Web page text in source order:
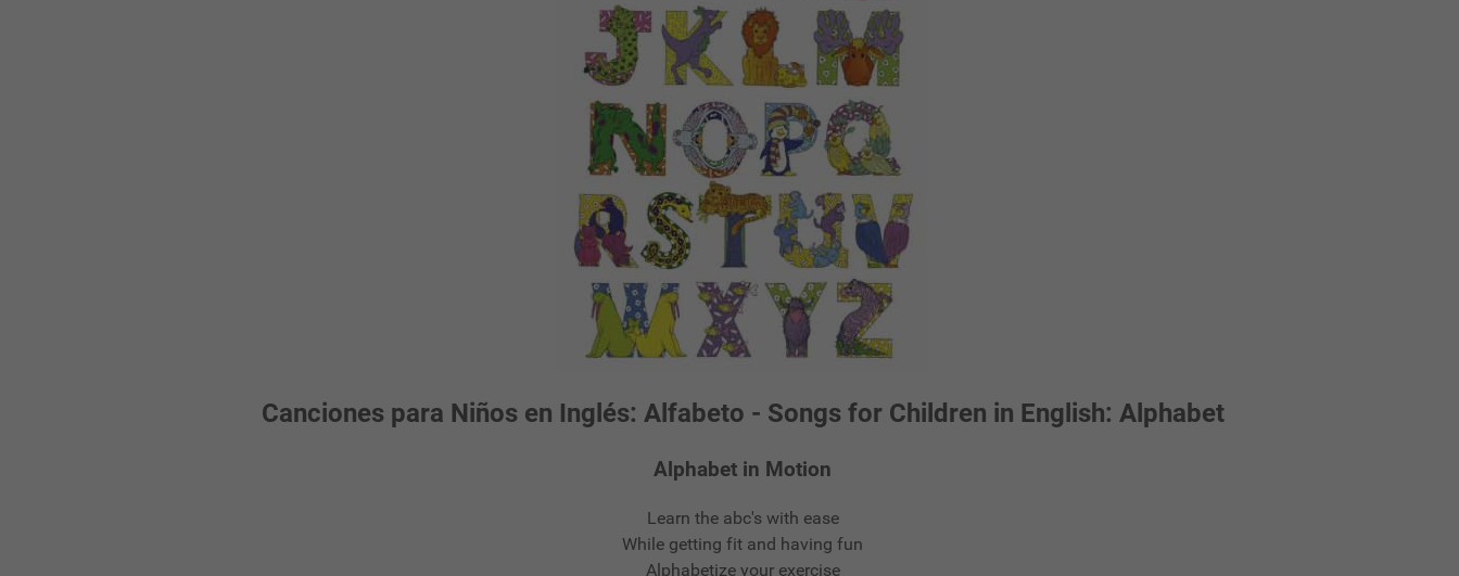
Canciones para Niños en Inglés: Alfabeto - Songs for Children in English: Alphabet
Alphabet in Motion
Learn the abc's with ease
While getting fit and having fun
Alphabetize your exercise